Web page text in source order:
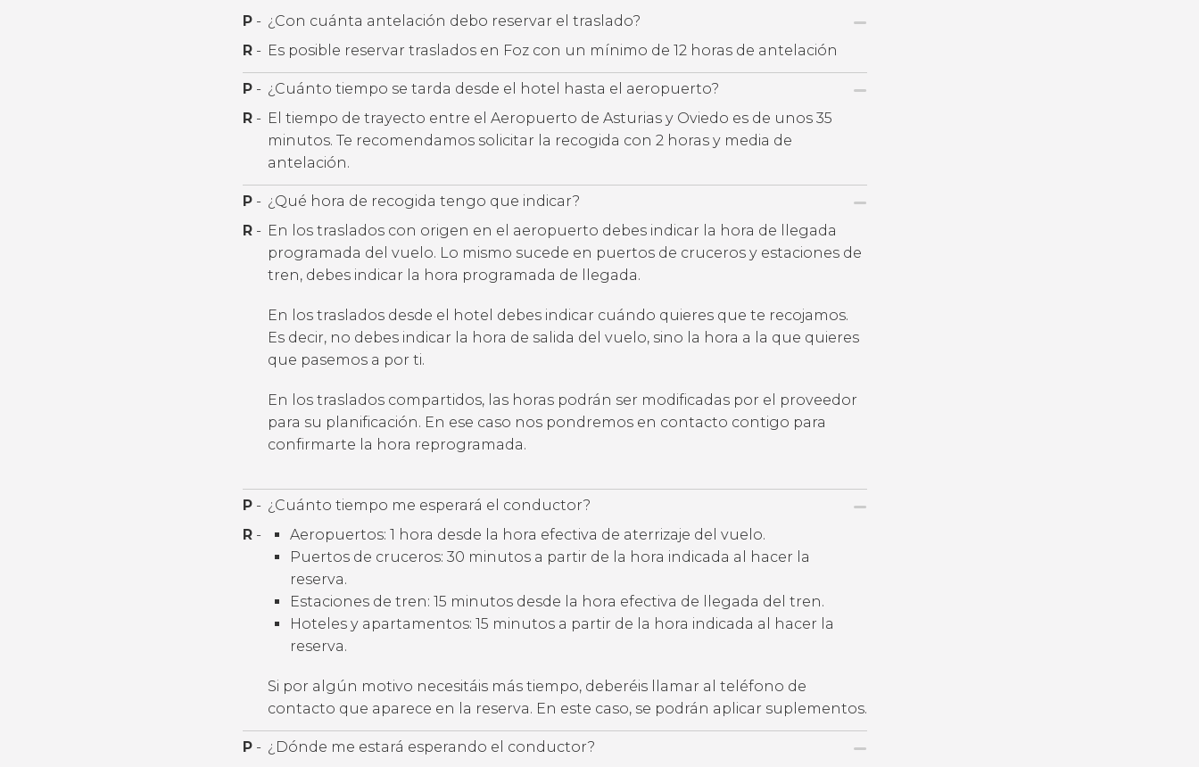
P - ¿Con cuánta antelación debo reservar el traslado?
R - Es posible reservar traslados en Foz con un mínimo de 12 horas de antelación
P - ¿Cuánto tiempo se tarda desde el hotel hasta el aeropuerto?
R - El tiempo de trayecto entre el Aeropuerto de Asturias y Oviedo es de unos 35
minutos. Te recomendamos solicitar la recogida con 2 horas y media de
antelación.
P - ¿Qué hora de recogida tengo que indicar?
R - En los traslados con origen en el aeropuerto debes indicar la hora de llegada
programada del vuelo. Lo mismo sucede en puertos de cruceros y estaciones de
tren, debes indicar la hora programada de llegada.
En los traslados desde el hotel debes indicar cuándo quieres que te recojamos.
Es decir, no debes indicar la hora de salida del vuelo, sino la hora a la que quieres
que pasemos a por ti.
En los traslados compartidos, las horas podrán ser modificadas por el proveedor
para su planificación. En ese caso nos pondremos en contacto contigo para
confirmarte la hora reprogramada.
P - ¿Cuánto tiempo me esperará el conductor?
R -
Aeropuertos: 1 hora desde la hora efectiva de aterrizaje del vuelo.
Puertos de cruceros: 30 minutos a partir de la hora indicada al hacer la
reserva.
Estaciones de tren: 15 minutos desde la hora efectiva de llegada del tren.
Hoteles y apartamentos: 15 minutos a partir de la hora indicada al hacer la
reserva.
Si por algún motivo necesitáis más tiempo, deberéis llamar al teléfono de
contacto que aparece en la reserva. En este caso, se podrán aplicar suplementos.
P - ¿Dónde me estará esperando el conductor?